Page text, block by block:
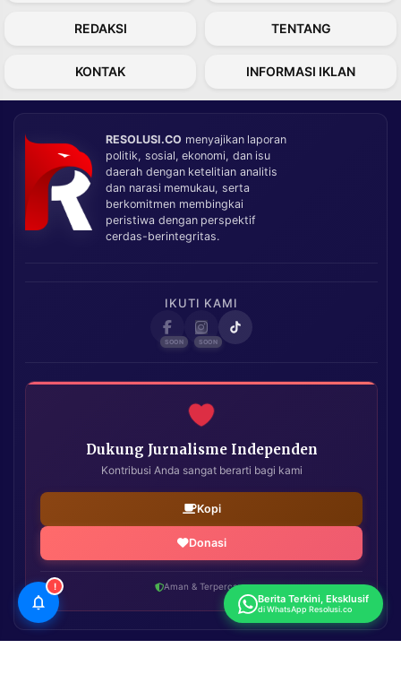
REDAKSI TENTANG
KONTAK INFORMASI IKLAN
RESOLUSI.CO menyajikan laporan
politik, sosial, ekonomi, dan isu
daerah dengan ketelitian analitis
dan narasi memukau, serta
berkomitmen membingkai
peristiwa dengan perspektif
cerdas-berintegritas.
IKUTI KAMI
Dukung Jurnalisme Independen
Kontribusi Anda sangat berarti bagi kami
Kopi
Donasi
Aman & Terpercaya
!
Berita Terkini, Eksklusif
di WhatsApp Resolusi.co